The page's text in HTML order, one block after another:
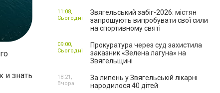
и знать
Звягельський забіг-2026: містян
запрошують випробувати свої сили
на спортивному святі
11:08,
Сьогодні
Прокуратура через суд захистила
заказник «Зелена лагуна» на
Звягельщині
09:00,
Сьогодні
За липень у Звягельській лікарні
народилося 40 дітей
18:21,
Вчора